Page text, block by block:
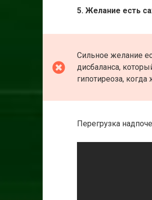
5. Желание есть
Сильное желание
дисбаланса,
гипотиреоза,
Перегрузка